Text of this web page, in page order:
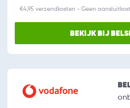
€4,95 verzendkosten - Geen
BEKIJK BIJ